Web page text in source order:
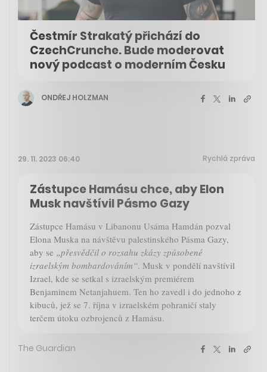
Čestmír Strakatý přichází do
CzechCrunche. Bude moderovat
nový podcast o moderním Česku
ONDŘEJ HOLZMAN
29. 11. 2023 06:40 Rychlá zpráva
Zástupce Hamásu chce, aby Elon
Musk navštívil Pásmo Gazy
Zástupce Hamásu v Libanonu Usáma Hamdán pozval
Elona Muska na návštěvu palestinského Pásma Gazy,
aby se „přesvědčil o rozsahu zkázy způsobené
izraelským bombardováním“. Musk v pondělí navštívil
Izrael, kde se setkal s izraelským premiérem
Benjaminem Netanjahuem. Ten ho zavedl i do jednoho z
kibuců, jež se 7. října v izraelském pohraničí staly
terčem útoku ozbrojenců z Hamásu.
The Guardian